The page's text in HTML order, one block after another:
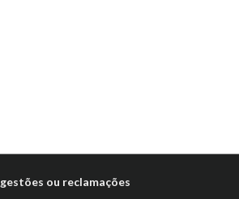
ou reclamações